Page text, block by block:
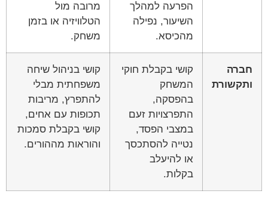
הפרעה למהלך
השיעור, נפילה
מהכיסא.
מרובה מול
הטלוויזיה או בזמן
משחק.
חברה
ותקשורת
קושי בקבלת חוקי
המשחק
בהפסקה,
התפרצויות זעם
במצבי הפסד,
נטייה להסתכסך
או להיעלב
בקלות.
קושי בניהול שיחה
משפחתית מבלי
להתפרץ, מריבות
תכופות עם אחים,
קושי בקבלת סמכות
והוראות מההורים.